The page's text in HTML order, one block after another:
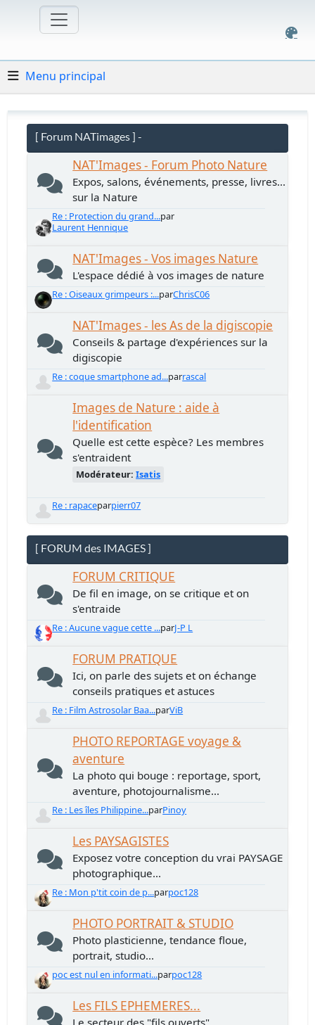
Menu principal
[ Forum NATimages ] -
NAT'Images - Forum Photo Nature
Expos, salons, événements, presse, livres...
sur la Nature
Re : Protection du grand...par
Laurent Hennique
NAT'Images - Vos images Nature
L'espace dédié à vos images de nature
Re : Oiseaux grimpeurs :...parChrisC06
NAT'Images - les As de la digiscopie
Conseils & partage d'expériences sur la
digiscopie
Re : coque smartphone ad...parrascal
Images de Nature : aide à
l'identification
Quelle est cette espèce? Les membres
s'entraident
Modérateur:Isatis
Re : rapaceparpierr07
[ FORUM des IMAGES ]
FORUM CRITIQUE
De fil en image, on se critique et on
s'entraide
Re : Aucune vague cette ...parJ-P L
FORUM PRATIQUE
Ici, on parle des sujets et on échange
conseils pratiques et astuces
Re : Film Astrosolar Baa...parViB
PHOTO REPORTAGE voyage &
aventure
La photo qui bouge : reportage, sport,
aventure, photojournalisme...
Re : Les îles Philippine...parPinoy
Les PAYSAGISTES
Exposez votre conception du vrai PAYSAGE
photographique...
Re : Mon p'tit coin de p...parpoc128
PHOTO PORTRAIT & STUDIO
Photo plasticienne, tendance floue,
portrait, studio...
poc est nul en informati...parpoc128
Les FILS EPHEMERES...
Le secteur des "fils ouverts"